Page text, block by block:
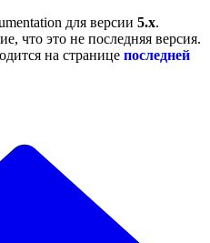
для версии 5.x.
что это не последняя версия.
на странице последней